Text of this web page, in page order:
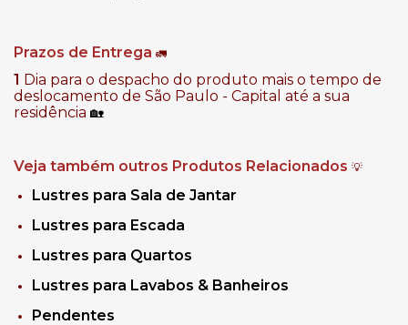
Prazos de Entrega 🚛
1 Dia para o despacho do produto mais o tempo de
deslocamento de São Paulo - Capital até a sua
residência 🏡
Veja também outros Produtos Relacionados 💡
Lustres para Sala de Jantar
Lustres para Escada
Lustres para Quartos
Lustres para Lavabos & Banheiros
Pendentes